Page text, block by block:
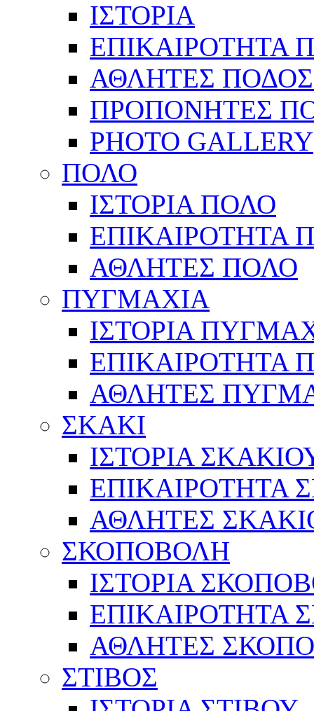
ΙΣΤΟΡΙΑ
ΕΠΙΚΑΙΡΟΤΗΤΑ
ΑΘΛΗΤΕΣ
ΠΡΟΠΟΝΗΤΕΣ
PHOTO GALLERY
ΠΟΛΟ
ΙΣΤΟΡΙΑ ΠΟΛΟ
ΕΠΙΚΑΙΡΟΤΗΤΑ
ΑΘΛΗΤΕΣ ΠΟΛΟ
ΠΥΓΜΑΧΙΑ
ΙΣΤΟΡΙΑ
ΕΠΙΚΑΙΡΟΤΗΤΑ
ΑΘΛΗΤΕΣ
ΣΚΑΚΙ
ΙΣΤΟΡΙΑ
ΕΠΙΚΑΙΡΟΤΗΤΑ
ΑΘΛΗΤΕΣ
ΣΚΟΠΟΒΟΛΗ
ΙΣΤΟΡΙΑ
ΕΠΙΚΑΙΡΟΤΗΤΑ
ΑΘΛΗΤΕΣ
ΣΤΙΒΟΣ